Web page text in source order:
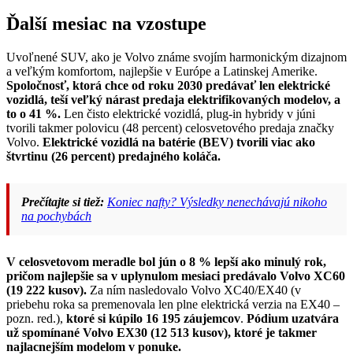
Ďalší mesiac na vzostupe
Uvoľnené SUV, ako je Volvo známe svojím harmonickým dizajnom
a veľkým komfortom, najlepšie v Európe a Latinskej Amerike.
Spoločnosť, ktorá chce od roku 2030 predávať len elektrické
vozidlá, teší veľký nárast predaja elektrifikovaných modelov, a
to o 41 %. Len čisto elektrické vozidlá, plug-in hybridy v júni
tvorili takmer polovicu (48 percent) celosvetového predaja značky
Volvo. Elektrické vozidlá na batérie (BEV) tvorili viac ako
štvrtinu (26 percent) predajného koláča.
Prečítajte si tiež: Koniec nafty? Výsledky nenechávajú nikoho
na pochybách
V celosvetovom meradle bol jún o 8 % lepší ako minulý rok,
pričom najlepšie sa v uplynulom mesiaci predávalo Volvo XC60
(19 222 kusov). Za ním nasledovalo Volvo XC40/EX40 (v
priebehu roka sa premenovala len plne elektrická verzia na EX40 –
pozn. red.), ktoré si kúpilo 16 195 záujemcov. Pódium uzatvára
už spomínané Volvo EX30 (12 513 kusov), ktoré je takmer
najlacnejším modelom v ponuke.